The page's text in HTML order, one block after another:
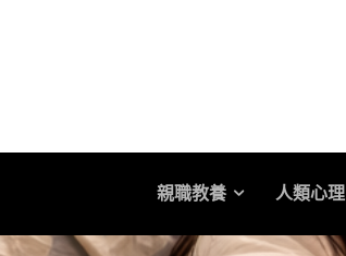
親職教養 人類心理